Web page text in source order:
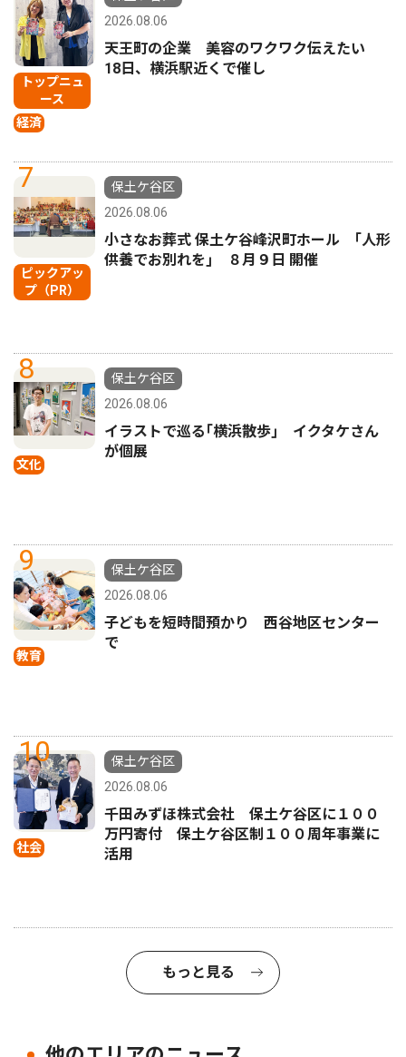
トップニュ
ース
経済
2026.08.06
天王町の企業 美容のワクワク伝えたい
18日、横浜駅近くで催し
7
ピックアッ
プ（PR）
保土ケ谷区
2026.08.06
小さなお葬式 保土ケ谷峰沢町ホール ｢人形
供養でお別れを｣ ８月９日 開催
8
文化
保土ケ谷区
2026.08.06
イラストで巡る｢横浜散歩｣ イクタケさん
が個展
9
教育
保土ケ谷区
2026.08.06
子どもを短時間預かり 西谷地区センター
で
10
社会
保土ケ谷区
2026.08.06
千田みずほ株式会社 保土ケ谷区に１００
万円寄付 保土ケ谷区制１００周年事業に
活用
もっと見る